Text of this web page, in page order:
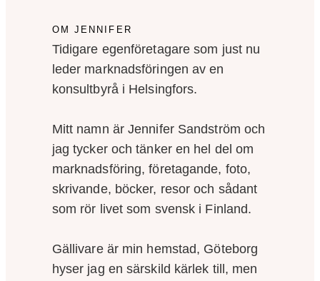
OM JENNIFER
Tidigare egenföretagare som just nu
leder marknadsföringen av en
konsultbyrå i Helsingfors.
Mitt namn är Jennifer Sandström och
jag tycker och tänker en hel del om
marknadsföring, företagande, foto,
skrivande, böcker, resor och sådant
som rör livet som svensk i Finland.
Gällivare är min hemstad, Göteborg
hyser jag en särskild kärlek till, men